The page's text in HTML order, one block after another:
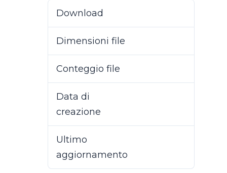
Download
Dimensioni file
Conteggio file
Data di
creazione
Ultimo
aggiornamento